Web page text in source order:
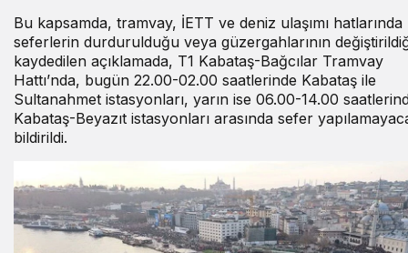
Bu kapsamda, tramvay, İETT ve deniz ulaşımı hatlarında
seferlerin durdurulduğu veya güzergahlarının
kaydedilen açıklamada, T1 Kabataş-Bağcılar Tramvay
Hattı’nda, bugün 22.00-02.00 saatlerinde Kabataş ile
Sultanahmet istasyonları, yarın ise 06.00-14.00
Kabataş-Beyazıt istasyonları arasında sefer
bildirildi.